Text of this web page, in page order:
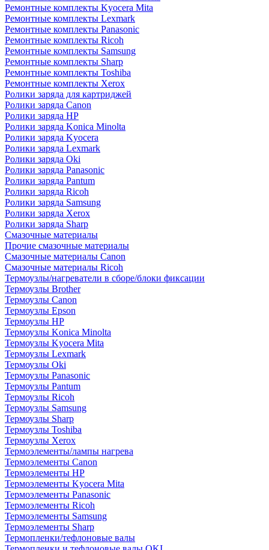
Ремонтные комплекты Kyocera Mita
Ремонтные комплекты Lexmark
Ремонтные комплекты Panasonic
Ремонтные комплекты Ricoh
Ремонтные комплекты Samsung
Ремонтные комплекты Sharp
Ремонтные комплекты Toshiba
Ремонтные комплекты Xerox
Ролики заряда для картриджей
Ролики заряда Canon
Ролики заряда HP
Ролики заряда Konica Minolta
Ролики заряда Kyocera
Ролики заряда Lexmark
Ролики заряда Oki
Ролики заряда Panasonic
Ролики заряда Pantum
Ролики заряда Ricoh
Ролики заряда Samsung
Ролики заряда Xerox
Ролики заряда Sharp
Смазочные материалы
Прочие смазочные материалы
Смазочные материалы Canon
Смазочные материалы Ricoh
Термоузлы/нагреватели в сборе/блоки фиксации
Термоузлы Brother
Термоузлы Canon
Термоузлы Epson
Термоузлы HP
Термоузлы Konica Minolta
Термоузлы Kyocera Mita
Термоузлы Lexmark
Термоузлы Oki
Термоузлы Panasonic
Термоузлы Pantum
Термоузлы Ricoh
Термоузлы Samsung
Термоузлы Sharp
Термоузлы Toshiba
Термоузлы Xerox
Термоэлементы/лампы нагрева
Термоэлементы Canon
Термоэлементы HP
Термоэлементы Kyocera Mita
Термоэлементы Panasonic
Термоэлементы Ricoh
Термоэлементы Samsung
Термоэлементы Sharp
Термопленки/тефлоновые валы